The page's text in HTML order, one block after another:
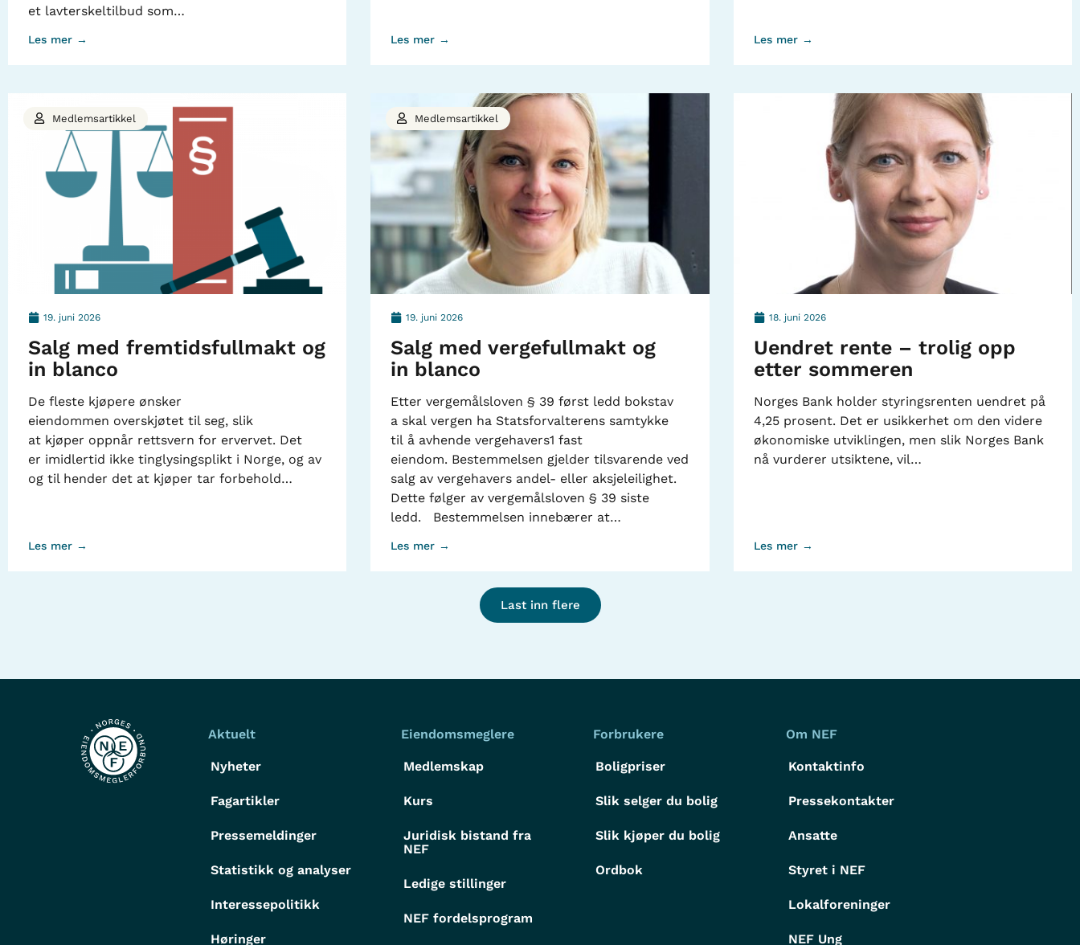
et lavterskeltilbud som…
Les mer → Les mer → Les mer →
19. juni 2026
Salg med fremtidsfullmakt og
in blanco
De fleste kjøpere ønsker
eiendommen overskjøtet til seg, slik
at kjøper oppnår rettsvern for ervervet. Det
er imidlertid ikke tinglysingsplikt i Norge, og av
og til hender det at kjøper tar forbehold…
Les mer →
Medlemsartikkel
19. juni 2026
Salg med vergefullmakt og
in blanco
Etter vergemålsloven § 39 først ledd bokstav
a skal vergen ha Statsforvalterens samtykke
til å avhende vergehavers1 fast
eiendom. Bestemmelsen gjelder tilsvarende ved
salg av vergehavers andel- eller aksjeleilighet.
Dette følger av vergemålsloven § 39 siste
ledd. Bestemmelsen innebærer at…
Les mer →
Medlemsartikkel
18. juni 2026
Uendret rente – trolig opp
etter sommeren
Norges Bank holder styringsrenten uendret på
4,25 prosent. Det er usikkerhet om den videre
økonomiske utviklingen, men slik Norges Bank
nå vurderer utsiktene, vil…
Les mer →
Last inn flere
Aktuelt
Nyheter
Fagartikler
Pressemeldinger
Statistikk og analyser
Interessepolitikk
Høringer
Eiendomsmeglere
Medlemskap
Kurs
Juridisk bistand fra
NEF
Ledige stillinger
NEF fordelsprogram
Forbrukere
Boligpriser
Slik selger du bolig
Slik kjøper du bolig
Ordbok
Om NEF
Kontaktinfo
Pressekontakter
Ansatte
Styret i NEF
Lokalforeninger
NEF Ung